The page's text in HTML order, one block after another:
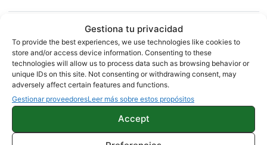
Gestiona tu privacidad
To provide the best experiences, we use technologies like cookies to
store and/or access device information. Consenting to these
technologies will allow us to process data such as browsing behavior or
unique IDs on this site. Not consenting or withdrawing consent, may
adversely affect certain features and functions.
Gestionar proveedoresLeer más sobre estos propósitos
Accept
Sobre este autor